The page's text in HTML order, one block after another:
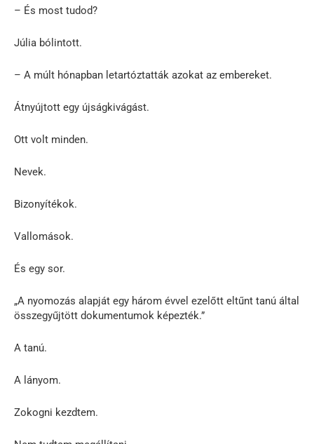
– És most tudod?
Júlia bólintott.
– A múlt hónapban letartóztatták azokat az embereket.
Átnyújtott egy újságkivágást.
Ott volt minden.
Nevek.
Bizonyítékok.
Vallomások.
És egy sor.
„A nyomozás alapját egy három évvel ezelőtt eltűnt tanú által
összegyűjtött dokumentumok képezték.”
A tanú.
A lányom.
Zokogni kezdtem.